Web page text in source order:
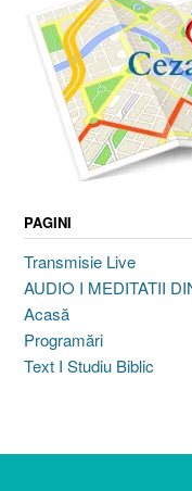
PAGINI
Transmisie Live
AUDIO I MEDITATII
Acasă
Programări
Text I Studiu Biblic